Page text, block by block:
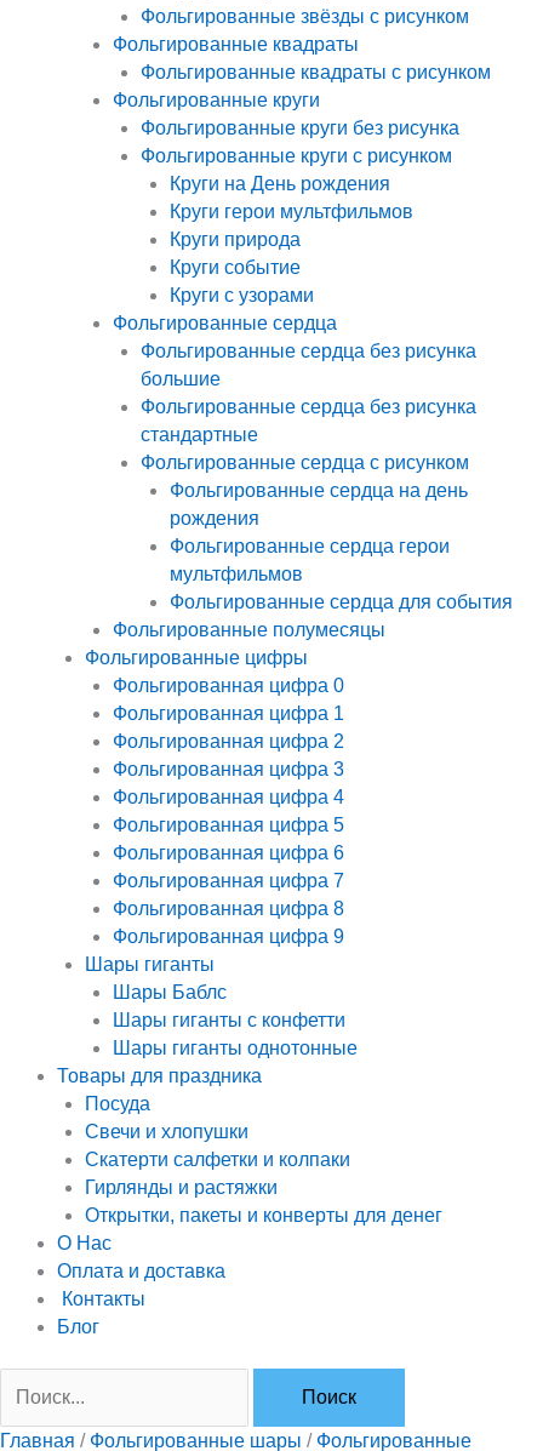
Фольгированные звёзды с рисунком
Фольгированные квадраты
Фольгированные квадраты с рисунком
Фольгированные круги
Фольгированные круги без рисунка
Фольгированные круги с рисунком
Круги на День рождения
Круги герои мультфильмов
Круги природа
Круги событие
Круги с узорами
Фольгированные сердца
Фольгированные сердца без рисунка
большие
Фольгированные сердца без рисунка
стандартные
Фольгированные сердца с рисунком
Фольгированные сердца на день
рождения
Фольгированные сердца герои
мультфильмов
Фольгированные сердца для события
Фольгированные полумесяцы
Фольгированные цифры
Фольгированная цифра 0
Фольгированная цифра 1
Фольгированная цифра 2
Фольгированная цифра 3
Фольгированная цифра 4
Фольгированная цифра 5
Фольгированная цифра 6
Фольгированная цифра 7
Фольгированная цифра 8
Фольгированная цифра 9
Шары гиганты
Шары Баблс
Шары гиганты с конфетти
Шары гиганты однотонные
Товары для праздника
Посуда
Свечи и хлопушки
Скатерти салфетки и колпаки
Гирлянды и растяжки
Открытки, пакеты и конверты для денег
О Нас
Оплата и доставка
Контакты
Блог
Главная / Фольгированные шары / Фольгированные